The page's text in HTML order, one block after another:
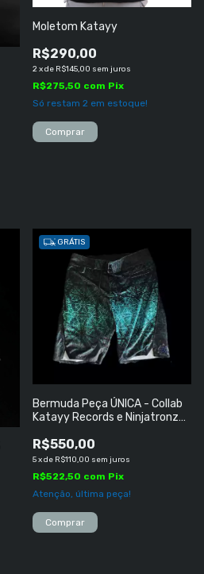
Moletom Katayy
R$290,00
2xde R$145,00 sem juros
R$275,50 com Pix
Só restam 2 em estoque!
Comprar
GRÁTIS
Bermuda Peça ÚNICA - Collab
Katayy Records e Ninjatronz
R$550,00
5xde R$110,00 sem juros
R$522,50 com Pix
Atenção, última peça!